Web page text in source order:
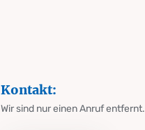
Kontakt:
Wir sind nur einen Anruf entfernt.